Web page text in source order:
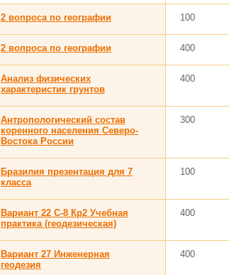
2 вопроса по географии 100
2 вопроса по географии 400
Анализ физических
характеристик грунтов
400
Антропологический состав
коренного населения Северо-
Востока России
300
Бразилия презентация для 7
класса
100
Вариант 22 С-8 Кр2 Учебная
практика (геодезическая)
400
Вариант 27 Инженерная
геодезия
400